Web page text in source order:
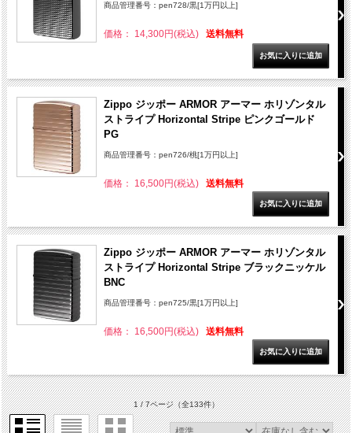
商品管理番号：pen728/黒[1万円以上]
価格： 14,300円(税込) 送料無料
Zippo ジッポー ARMOR アーマー ホリゾンタル
ストライプ Horizontal Stripe ピンクゴールド
PG
商品管理番号：pen726/桃[1万円以上]
価格： 16,500円(税込) 送料無料
Zippo ジッポー ARMOR アーマー ホリゾンタル
ストライプ Horizontal Stripe ブラックニッケル
BNC
商品管理番号：pen725/黒[1万円以上]
価格： 16,500円(税込) 送料無料
1 / 7ページ（全133件）